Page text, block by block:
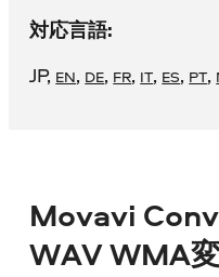
対応言語:
JP, EN, DE, FR, IT, ES, PT,
Movavi
WAV WMA